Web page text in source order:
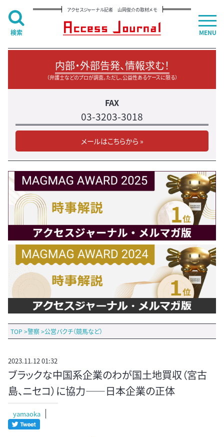
アクセスジャーナル記者 山岡俊介の取材メモ
内部・外部告発、情報求む！
（弁護士などのプロが調査。ただし、公益性あるケースに限る）
FAX
03-3203-3018
メールはこちらから »
TOP >警察>公営バクチ（競馬など）
2023.11.12 01:32
ブラックな中国系企業のわが国土地買収（宮古
島、ニセコ）に協力――日本企業の正体
yamaoka
MENU
検索